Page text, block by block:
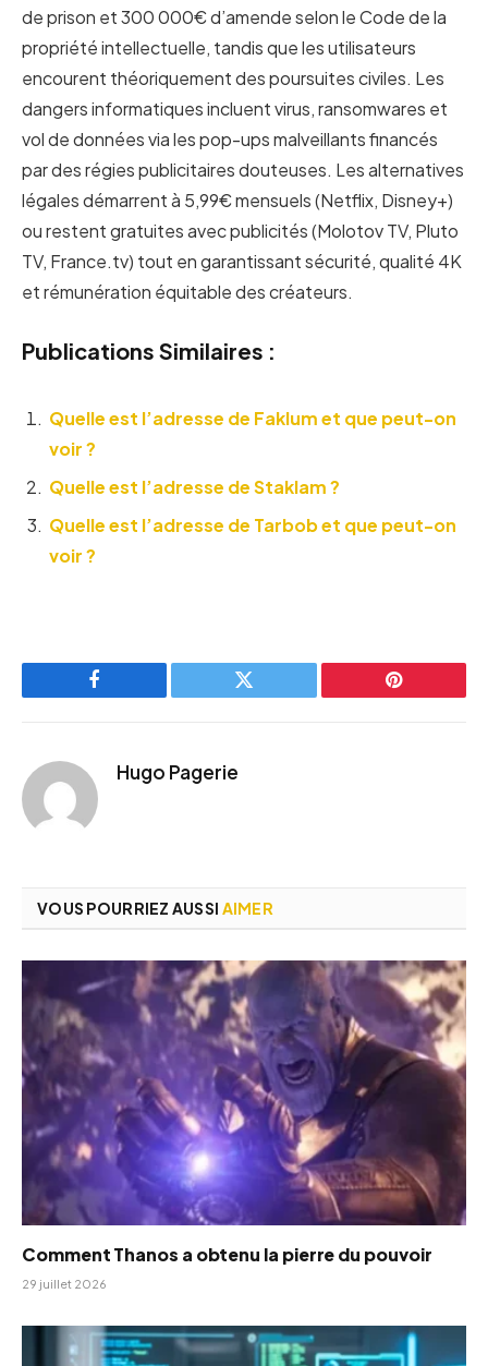
de prison et 300 000€ d’amende selon le Code de la
propriété intellectuelle, tandis que les utilisateurs
encourent théoriquement des poursuites civiles. Les
dangers informatiques incluent virus, ransomwares et
vol de données via les pop-ups malveillants financés
par des régies publicitaires douteuses. Les alternatives
légales démarrent à 5,99€ mensuels (Netflix, Disney+)
ou restent gratuites avec publicités (Molotov TV, Pluto
TV, France.tv) tout en garantissant sécurité, qualité 4K
et rémunération équitable des créateurs.
Publications Similaires :
Quelle est l’adresse de Faklum et que peut-on
voir ?
Quelle est l’adresse de Staklam ?
Quelle est l’adresse de Tarbob et que peut-on
voir ?
Facebook Twitter Pinterest
Hugo Pagerie
VOUS POURRIEZ AUSSI AIMER
Comment Thanos a obtenu la pierre du pouvoir
29 juillet 2026